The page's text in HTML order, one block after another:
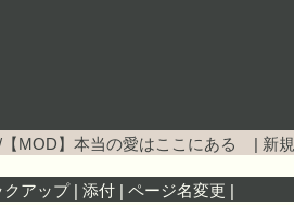
MOD】本当の愛はここにある 新規
クアップ| 添付 ページ名変更